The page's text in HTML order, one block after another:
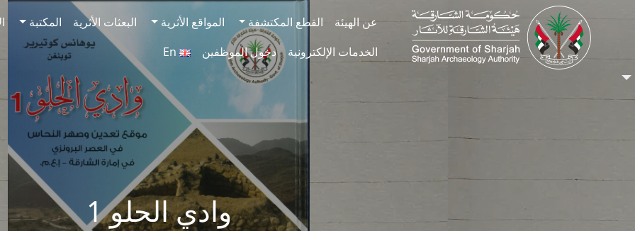
Skip to main content
عن الهيئة
القطع المكتشفة المواقع الأثرية البعثات الأثرية المكتبة
الخدمات الإلكترونية
دخول الموظفين En
وادي الحلو 1